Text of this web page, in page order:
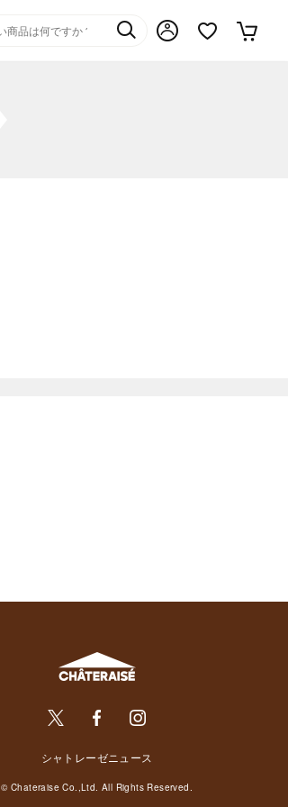
シャトレーゼニュース
© Chateraise Co.,Ltd. All Rights Reserved.